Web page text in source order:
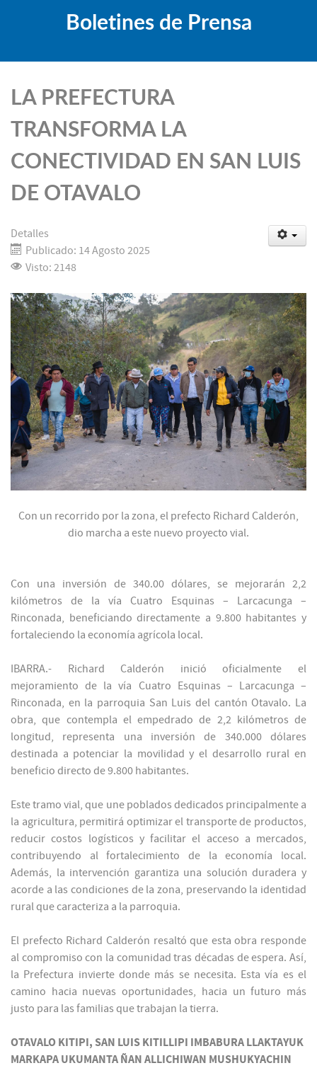
Boletines de Prensa
LA PREFECTURA
TRANSFORMA LA
CONECTIVIDAD EN SAN LUIS
DE OTAVALO
Detalles
Publicado: 14 Agosto 2025
Visto: 2148
Con un recorrido por la zona, el prefecto Richard Calderón,
dio marcha a este nuevo proyecto vial.
Con una inversión de 340.00 dólares, se mejorarán 2,2
kilómetros de la vía Cuatro Esquinas – Larcacunga –
Rinconada, beneficiando directamente a 9.800 habitantes y
fortaleciendo la economía agrícola local.
IBARRA.- Richard Calderón inició oficialmente el
mejoramiento de la vía Cuatro Esquinas – Larcacunga –
Rinconada, en la parroquia San Luis del cantón Otavalo. La
obra, que contempla el empedrado de 2,2 kilómetros de
longitud, representa una inversión de 340.000 dólares
destinada a potenciar la movilidad y el desarrollo rural en
beneficio directo de 9.800 habitantes.
Este tramo vial, que une poblados dedicados principalmente a
la agricultura, permitirá optimizar el transporte de productos,
reducir costos logísticos y facilitar el acceso a mercados,
contribuyendo al fortalecimiento de la economía local.
Además, la intervención garantiza una solución duradera y
acorde a las condiciones de la zona, preservando la identidad
rural que caracteriza a la parroquia.
El prefecto Richard Calderón resaltó que esta obra responde
al compromiso con la comunidad tras décadas de espera. Así,
la Prefectura invierte donde más se necesita. Esta vía es el
camino hacia nuevas oportunidades, hacia un futuro más
justo para las familias que trabajan la tierra.
OTAVALO KITIPI, SAN LUIS KITILLIPI IMBABURA LLAKTAYUK
MARKAPA UKUMANTA ÑAN ALLICHIWAN MUSHUKYACHIN